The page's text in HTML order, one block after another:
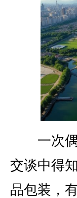
一次偶
交谈中得
品包装，